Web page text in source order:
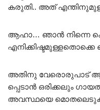
കരുതി.. അത്
ആഹാ… ഞാൻ നിന്നെ
അതിനു വേരൊരുപാട്
പ്പെടാൻ ഒരിക്കലും
അവസ്ഥയെ